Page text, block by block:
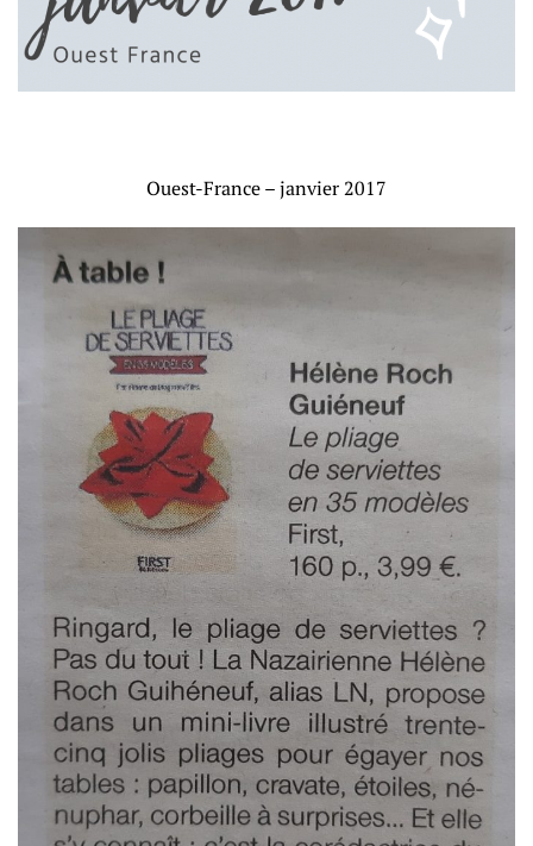
Ouest-France – janvier 2017